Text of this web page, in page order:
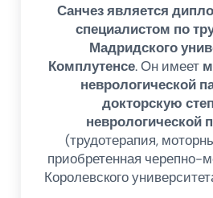
Санчез является
специалистом по
Мадридского
Комплутенсе. Он имеет
неврологической
докторскую
неврологической
(трудотерапия,
приобретенная черепно-
Королевского